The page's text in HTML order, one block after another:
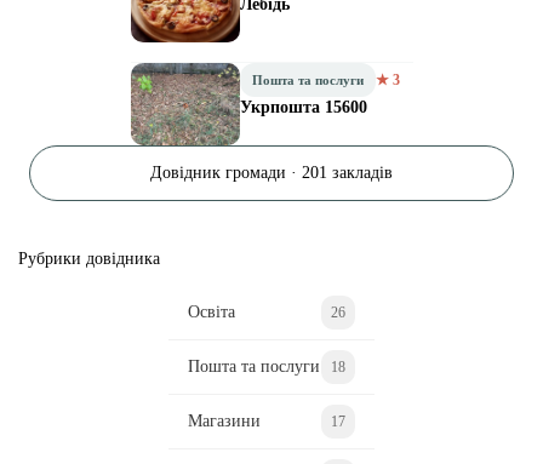
Лебідь
Пошта та послуги ★ 3
Укрпошта 15600
Довідник громади · 201 закладів
Рубрики довідника
Освіта 26
Пошта та послуги 18
Магазини 17